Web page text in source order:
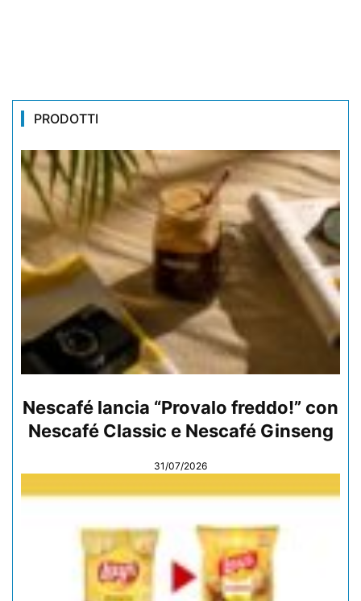
PRODOTTI
Nescafé lancia “Provalo freddo!” con
Nescafé Classic e Nescafé Ginseng
31/07/2026